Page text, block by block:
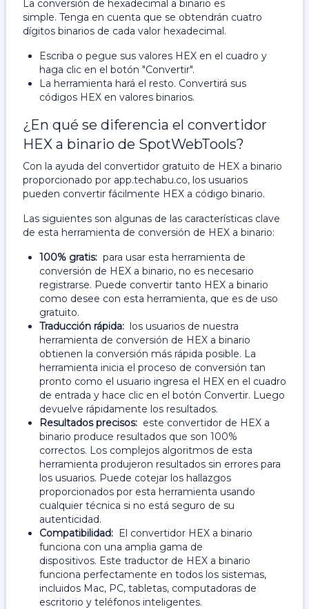
La conversión de hexadecimal a binario es
simple. Tenga en cuenta que se obtendrán cuatro
dígitos binarios de cada valor hexadecimal.
Escriba o pegue sus valores HEX en el cuadro y
haga clic en el botón "Convertir".
La herramienta hará el resto. Convertirá sus
códigos HEX en valores binarios.
¿En qué se diferencia el convertidor
HEX a binario de SpotWebTools?
Con la ayuda del convertidor gratuito de HEX a binario
proporcionado por app.techabu.co, los usuarios
pueden convertir fácilmente HEX a código binario.
Las siguientes son algunas de las características clave
de esta herramienta de conversión de HEX a binario:
100% gratis: para usar esta herramienta de
conversión de HEX a binario, no es necesario
registrarse. Puede convertir tanto HEX a binario
como desee con esta herramienta, que es de uso
gratuito.
Traducción rápida: los usuarios de nuestra
herramienta de conversión de HEX a binario
obtienen la conversión más rápida posible. La
herramienta inicia el proceso de conversión tan
pronto como el usuario ingresa el HEX en el cuadro
de entrada y hace clic en el botón Convertir. Luego
devuelve rápidamente los resultados.
Resultados precisos: este convertidor de HEX a
binario produce resultados que son 100%
correctos. Los complejos algoritmos de esta
herramienta produjeron resultados sin errores para
los usuarios. Puede cotejar los hallazgos
proporcionados por esta herramienta usando
cualquier técnica si no está seguro de su
autenticidad.
Compatibilidad: El convertidor HEX a binario
funciona con una amplia gama de
dispositivos. Este traductor de HEX a binario
funciona perfectamente en todos los sistemas,
incluidos Mac, PC, tabletas, computadoras de
escritorio y teléfonos inteligentes.